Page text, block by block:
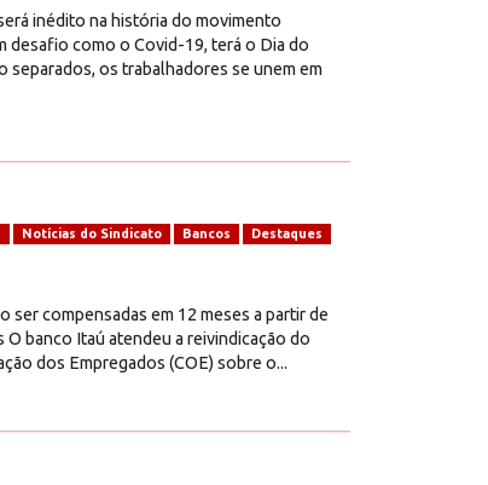
inédito na história do movimento
desafio como o Covid-19, terá o Dia do
os trabalhadores se unem em
Notícias do Sindicato Bancos Destaques
ser compensadas em 12 meses a partir de
banco Itaú atendeu a reivindicação do
dos Empregados (COE) sobre o...